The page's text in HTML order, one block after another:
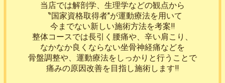
当店では解剖学、生理学などの観点から
〝国家資格取得者″が運動療法を用いて
今までない新しい施術方法を考案‼️
整体コースでは長引く腰痛や、辛い肩こり、
なかなか良くならない坐骨神経痛などを
骨盤調整や、運動療法をしっかりと行うことで
痛みの原因改善を目指し施術します‼️